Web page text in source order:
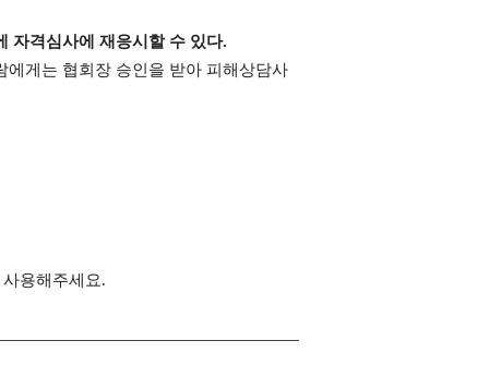
자격심사에 재응시할 수 있다.
게는 협회장 승인을 받아 피해상담사
용해주세요.